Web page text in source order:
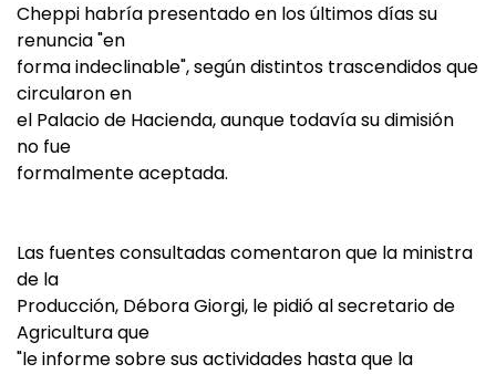
Cheppi habría presentado en los últimos días su
renuncia "en
forma indeclinable", según distintos trascendidos que
circularon en
el Palacio de Hacienda, aunque todavía su dimisión
no fue
formalmente aceptada.
Las fuentes consultadas comentaron que la ministra
de la
Producción, Débora Giorgi, le pidió al secretario de
Agricultura que
"le informe sobre sus actividades hasta que la